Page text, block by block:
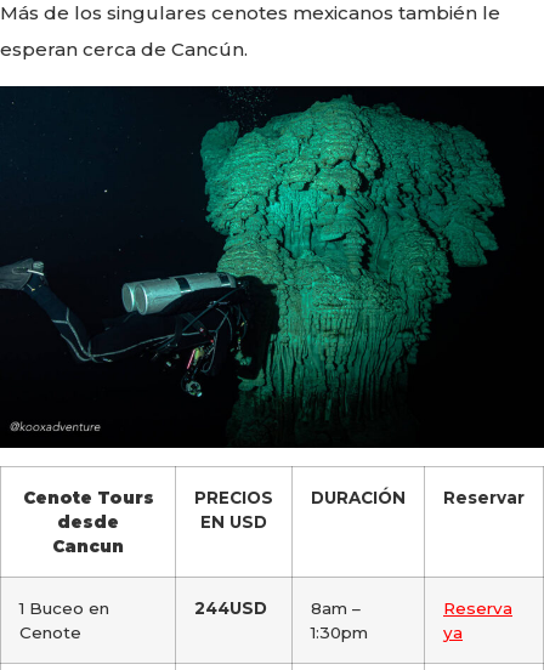
Más de los singulares cenotes mexicanos también le
esperan cerca de Cancún.
Cenote Tours
desde
Cancun
PRECIOS
EN USD
DURACIÓN Reservar
1 Buceo en
Cenote
244USD
8am –
1:30pm
Reserva
ya